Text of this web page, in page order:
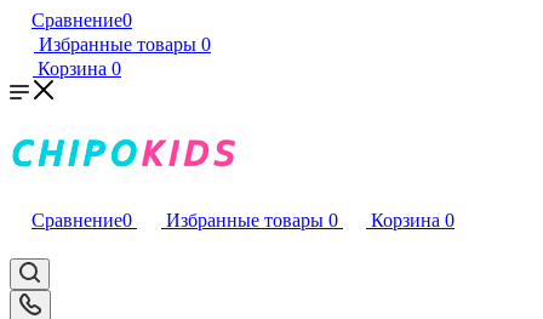
Сравнение0
Избранные товары 0
Корзина 0
Сравнение0 Избранные товары 0 Корзина 0